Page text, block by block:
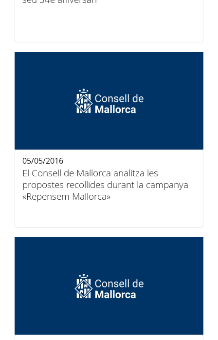
El Consell de Mallorca analitza les
propostes recollides durant la campanya
«Repensem Mallorca»
05/05/2016